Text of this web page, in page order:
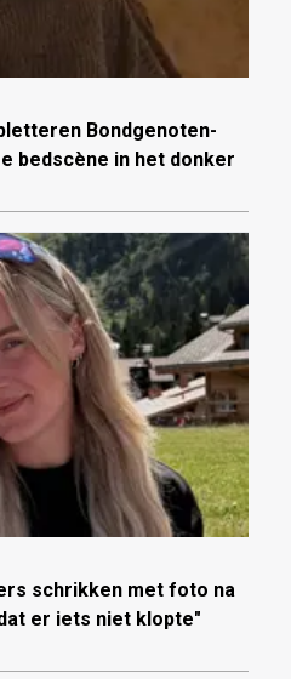
Bondgenoten-
bedscène in het donker
schrikken met foto na
er iets niet klopte"